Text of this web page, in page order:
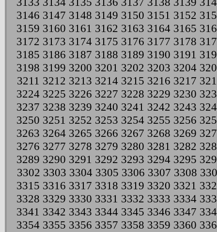
3146 3147 3148 3149 3150 3151 3152
3159 3160 3161 3162 3163 3164 3165
3172 3173 3174 3175 3176 3177 3178
3185 3186 3187 3188 3189 3190 3191
3198 3199 3200 3201 3202 3203 3204
3211 3212 3213 3214 3215 3216 3217
3224 3225 3226 3227 3228 3229 3230
3237 3238 3239 3240 3241 3242 3243
3250 3251 3252 3253 3254 3255 3256
3263 3264 3265 3266 3267 3268 3269
3276 3277 3278 3279 3280 3281 3282
3289 3290 3291 3292 3293 3294 3295
3302 3303 3304 3305 3306 3307 3308
3315 3316 3317 3318 3319 3320 3321
3328 3329 3330 3331 3332 3333 3334
3341 3342 3343 3344 3345 3346 3347
3354 3355 3356 3357 3358 3359 3360